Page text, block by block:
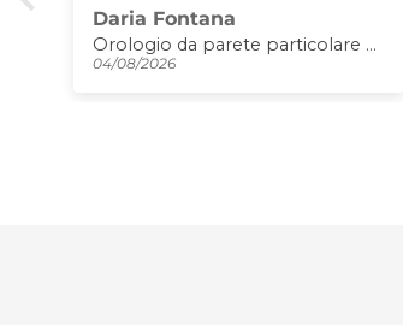
Annunziata Fiorini
Bomboniera moderna Orologio Plink
02/08/2026